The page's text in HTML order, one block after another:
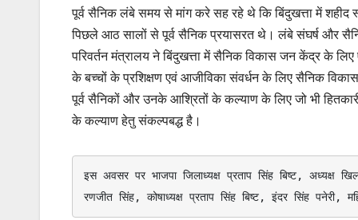
o
k
p
k
पूर्व सैनिक लंबे समय से मांग करे सह रहे थे कि बिंदुखत्ता में शहीद
पिछले आठ सालों से पूर्व सैनिक प्रयासरत थे। लंबे संघर्ष और
परिवर्तन मंत्रालय ने बिंदुखत्ता में सैनिक विकास जन केंद्र के लिए
के बच्चों के प्रशिक्षण एवं आजीविका संवर्धन के लिए सैनिक
पूर्व सैनिकों और उनके आश्रितों के कल्याण के लिए जो भी
के कल्याण हेतु संकल्पबद्ध है।
इस अवसर पर भाजपा जिलाध्यक्ष प्रताप सिंह बिष्ट, अध्यक्ष
रणजीत सिंह, कोषाध्यक्ष प्रताप सिंह बिष्ट, इंदर सिंह